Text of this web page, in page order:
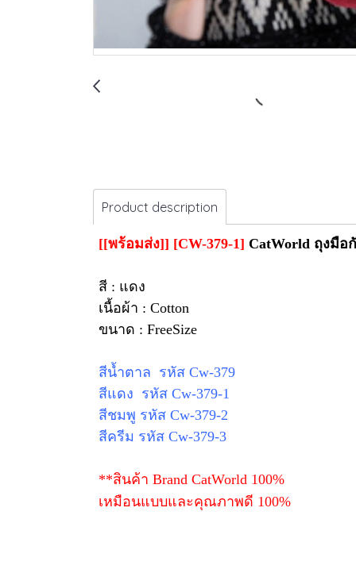
Product description
[[พร้อมส่ง]] [CW-379-1] CatWorld ถุงมื
สี : แดง
เนื้อผ้า : Cotton
ขนาด : FreeSize
สีน้ำตาล รหัส Cw-379
สีแดง รหัส Cw-379-1
สีชมพู รหัส Cw-379-2
สีครีม รหัส Cw-379-3
**สินค้า Brand CatWorld 100%
เหมือนแบบและคุณภาพดี 100%